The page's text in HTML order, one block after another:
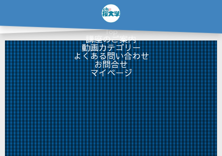
…
Top
講座のご案内
動画カテゴリー
よくある問い合わせ
お問合せ
マイページ